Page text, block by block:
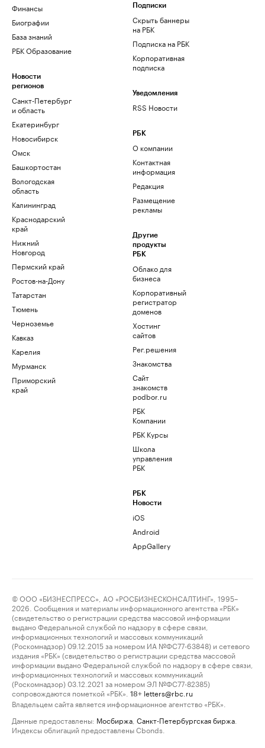
Финансы
Биографии
База знаний
РБК Образование
Новости
регионов
Санкт-Петербург
и область
Екатеринбург
Новосибирск
Омск
Башкортостан
Вологодская
область
Калининград
Краснодарский
край
Нижний
Новгород
Пермский край
Ростов-на-Дону
Татарстан
Тюмень
Черноземье
Кавказ
Карелия
Мурманск
Приморский
край
Подписки
Скрыть баннеры
на РБК
Подписка на РБК
Корпоративная
подписка
Уведомления
RSS Новости
РБК
О компании
Контактная
информация
Редакция
Размещение
рекламы
Другие
продукты
РБК
Облако для
бизнеса
Корпоративный
регистратор
доменов
Хостинг
сайтов
Рег.решения
Знакомства
Сайт
знакомств
podbor.ru
РБК
Компании
РБК Курсы
Школа
управления
РБК
РБК
Новости
iOS
Android
AppGallery
© ООО «БИЗНЕСПРЕСС», АО «РОСБИЗНЕСКОНСАЛТИНГ», 1995–
2026. Сообщения и материалы информационного агентства «РБК»
(свидетельство о регистрации средства массовой информации
выдано Федеральной службой по надзору в сфере связи,
информационных технологий и массовых коммуникаций
(Роскомнадзор) 09.12.2015 за номером ИА №ФС77-63848) и сетевого
издания «РБК» (свидетельство о регистрации средства массовой
информации выдано Федеральной службой по надзору в сфере связи,
информационных технологий и массовых коммуникаций
(Роскомнадзор) 03.12.2021 за номером ЭЛ №ФС77-82385)
сопровождаются пометкой «РБК».
18+ letters@rbc.ru
Владельцем сайта является информационное агентство «РБК».
Данные предоставлены: Мосбиржа Санкт-Петербургская биржа
Индексы облигаций предоставлены Cbonds.